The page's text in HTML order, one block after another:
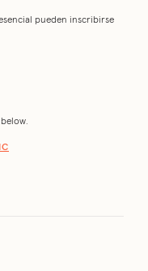
pueden inscribirse